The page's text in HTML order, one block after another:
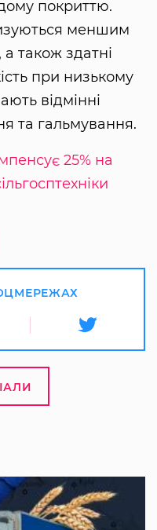
покриттю.
меншим
також здатні
при низькому
відмінні
та гальмування.
25% на